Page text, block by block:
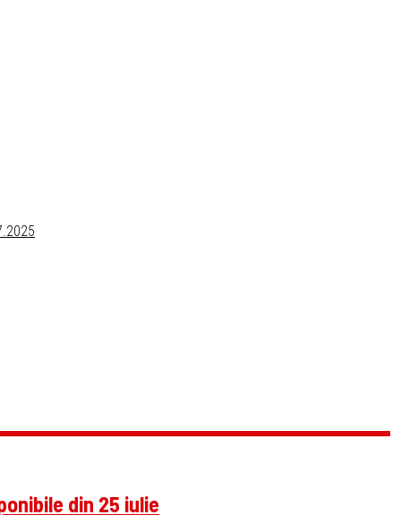
din 25 iulie